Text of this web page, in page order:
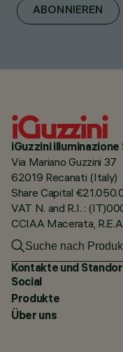
ABONNIEREN
iGuzzini illuminazione
Via Mariano Guzzini 37
62019 Recanati (Italy)
Share Capital
VAT N. and R.I. :
CCIAA Macerata,
Kontakte und
Social
Produkte
Über uns